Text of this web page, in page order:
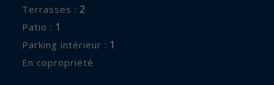
terrasses : 2
patio : 1
parking intérieur : 1
En copropriété